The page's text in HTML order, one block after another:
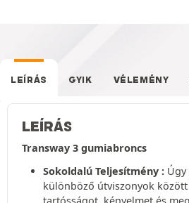
LEÍRÁS GYIK VÉLEMÉNY
LEÍRÁS
Transway 3 gumiabroncs
Sokoldalú Teljesítmény :
különböző útviszonyok